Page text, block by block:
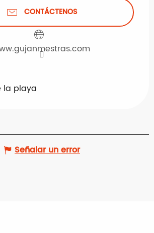
CONTÁCTENOS
la playa
Señalar un error